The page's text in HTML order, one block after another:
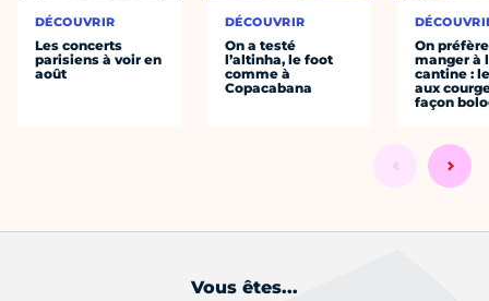
DÉCOUVRIR
Les concerts
parisiens à voir en
août
DÉCOUVRIR
On a testé
l’altinha, le foot
comme à
Copacabana
On préfère
manger à
cantine :
aux
façon
Vous êtes...